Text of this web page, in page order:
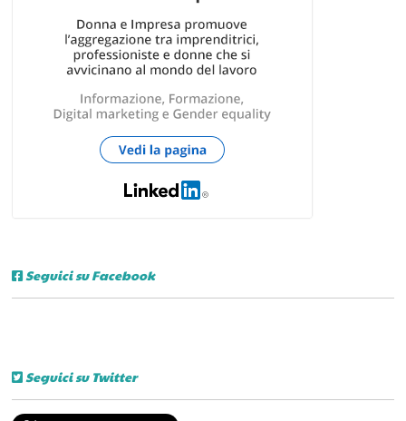
Seguici su Facebook
Seguici su Twitter